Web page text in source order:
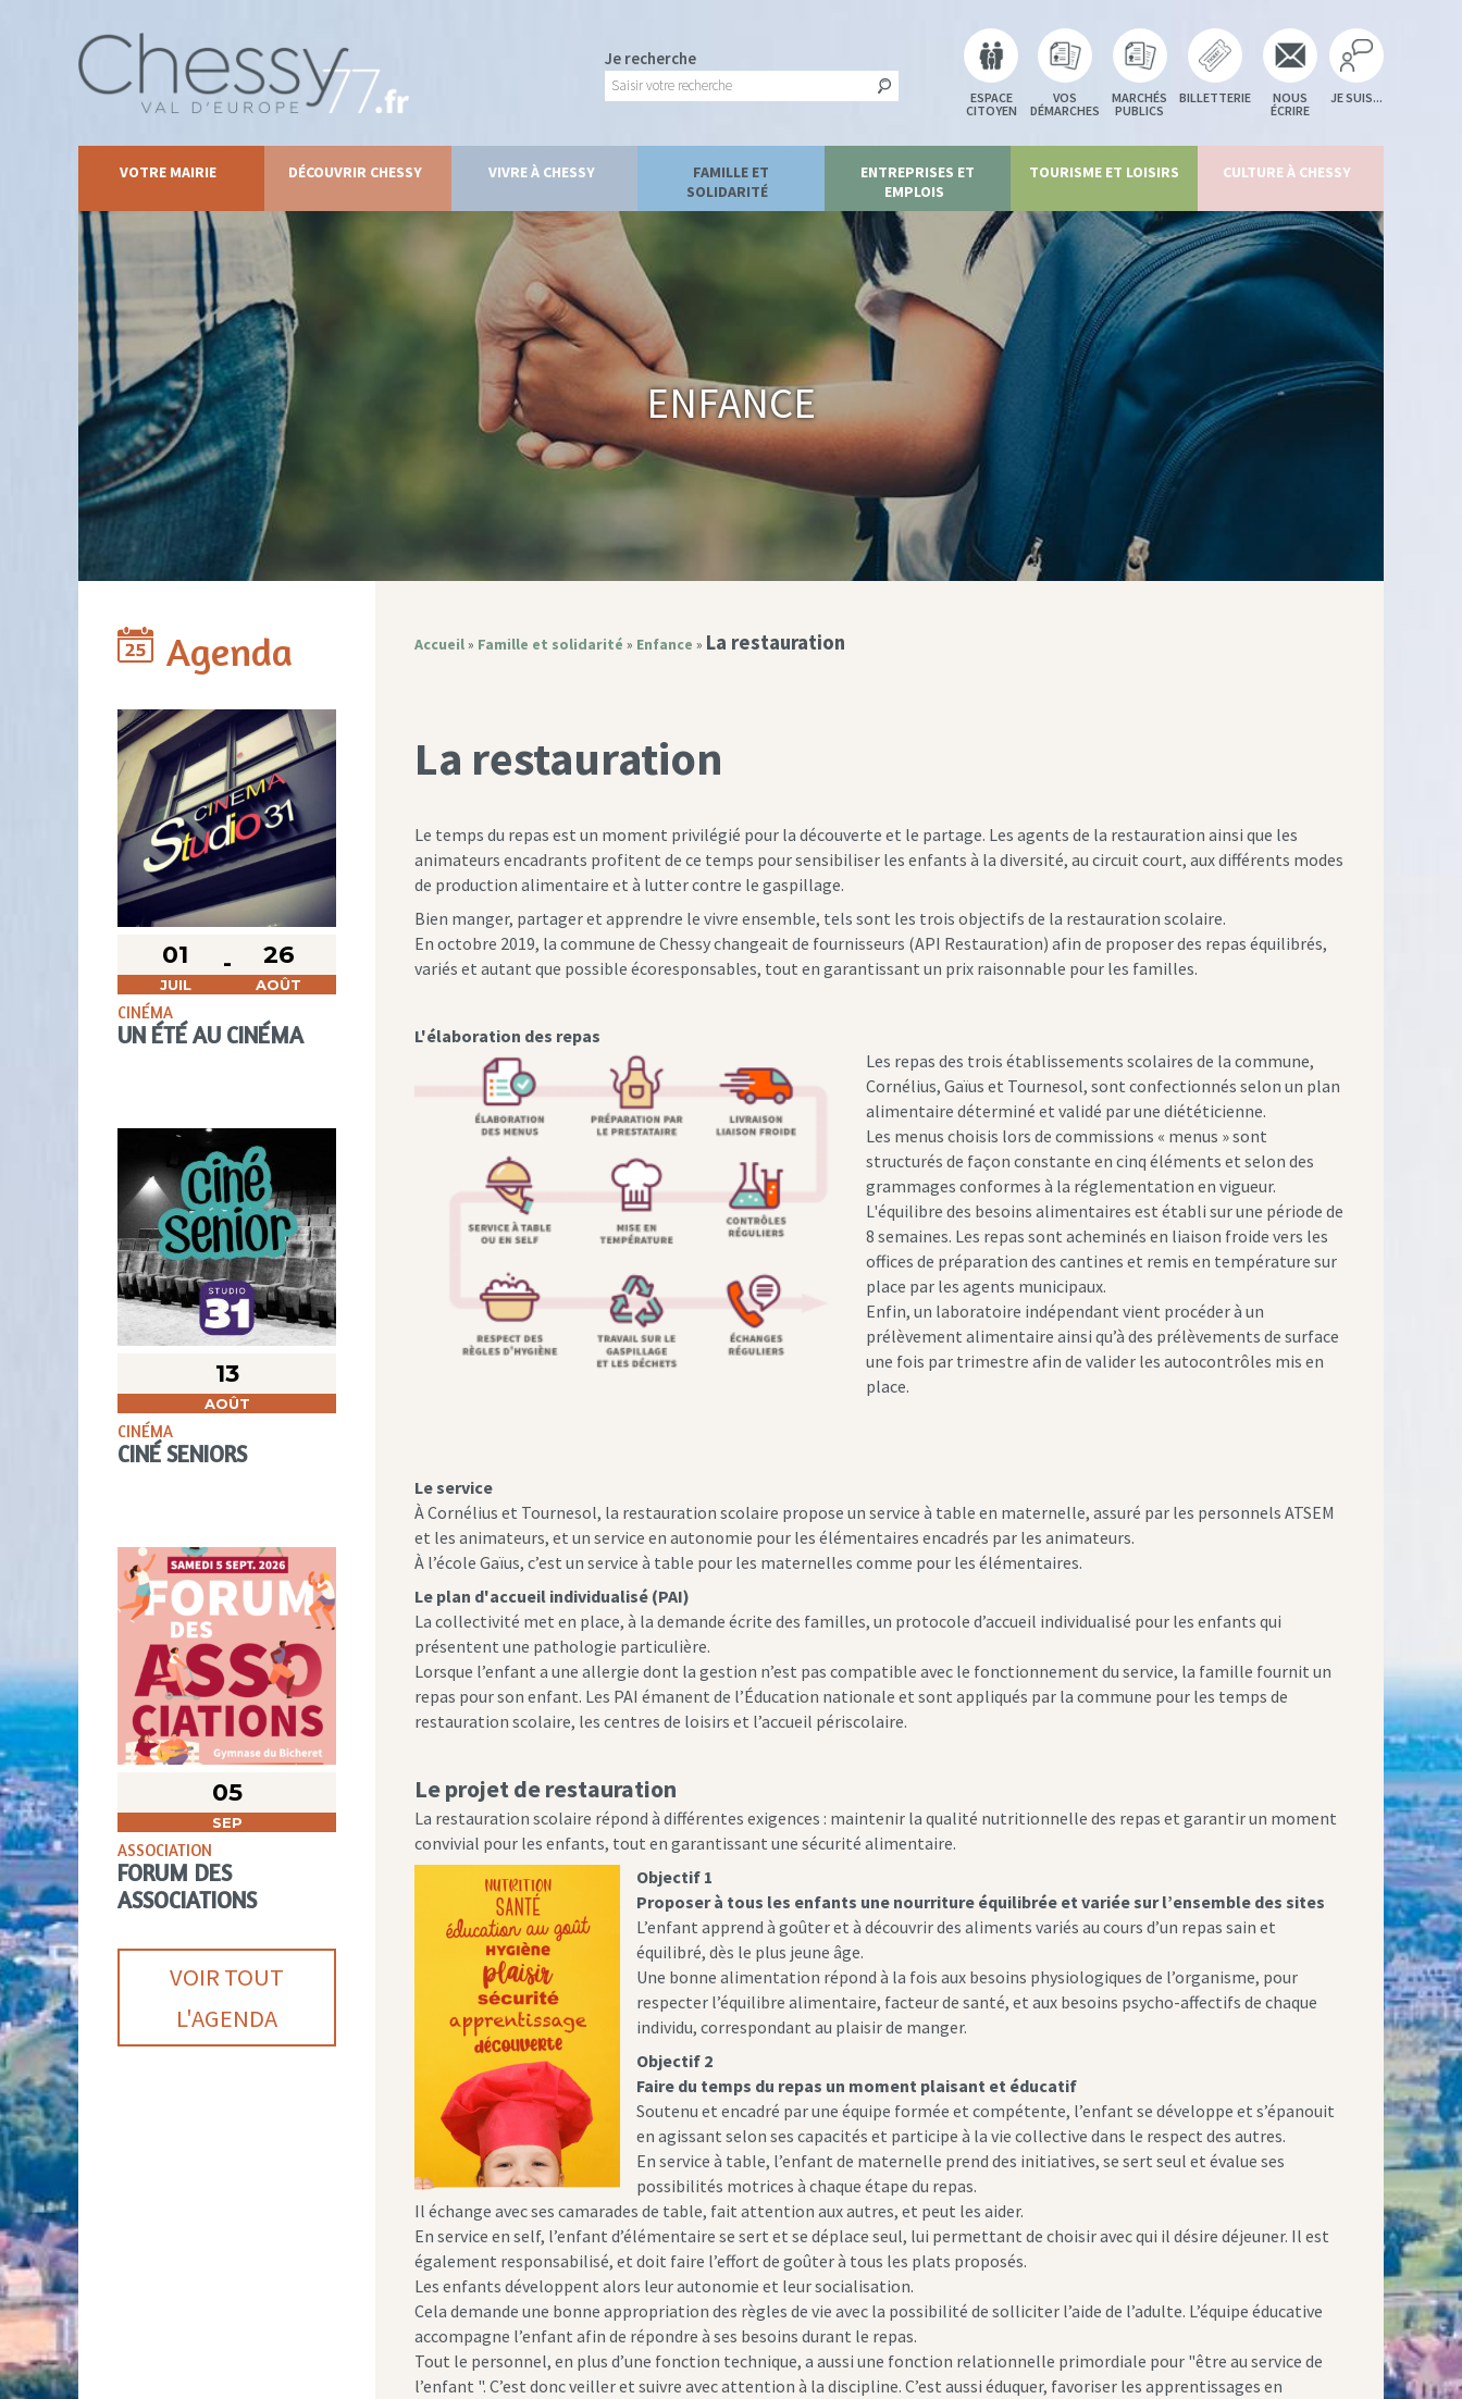
Je recherche
ESPACE
CITOYEN
VOS
DÉMARCHES
MARCHÉS
PUBLICS
BILLETTERIE
NOUS
ÉCRIRE
JE SUIS...
VOTRE MAIRIE DÉCOUVRIR CHESSY VIVRE À CHESSY
FAMILLE ET
SOLIDARITÉ
ENTREPRISES ET
EMPLOIS
TOURISME ET LOISIRS CULTURE À CHESSY
Enfance
Agenda
01
JUIL
26
AOÛT
CINÉMA
UN ÉTÉ AU CINÉMA
13
AOÛT
CINÉMA
CINÉ SENIORS
05
SEP
ASSOCIATION
FORUM DES
ASSOCIATIONS
VOIR TOUT
L'AGENDA
Accueil» Famille et solidarité » Enfance » La restauration
La restauration
Le temps du repas est un moment privilégié pour la découverte et le partage. Les agents de la restauration ainsi que les
animateurs encadrants profitent de ce temps pour sensibiliser les enfants à la diversité, au circuit court, aux différents modes
de production alimentaire et à lutter contre le gaspillage.
Bien manger, partager et apprendre le vivre ensemble, tels sont les trois objectifs de la restauration scolaire.
En octobre 2019, la commune de Chessy changeait de fournisseurs (API Restauration) afin de proposer des repas équilibrés,
variés et autant que possible écoresponsables, tout en garantissant un prix raisonnable pour les familles.
L'élaboration des repas
Les repas des trois établissements scolaires de la commune,
Cornélius, Gaïus et Tournesol, sont confectionnés selon un plan
alimentaire déterminé et validé par une diététicienne.
Les menus choisis lors de commissions « menus » sont
structurés de façon constante en cinq éléments et selon des
grammages conformes à la réglementation en vigueur.
L'équilibre des besoins alimentaires est établi sur une période de
8 semaines. Les repas sont acheminés en liaison froide vers les
offices de préparation des cantines et remis en température sur
place par les agents municipaux.
Enfin, un laboratoire indépendant vient procéder à un
prélèvement alimentaire ainsi qu’à des prélèvements de surface
une fois par trimestre afin de valider les autocontrôles mis en
place.
Le service
À Cornélius et Tournesol, la restauration scolaire propose un service à table en maternelle, assuré par les personnels ATSEM
et les animateurs, et un service en autonomie pour les élémentaires encadrés par les animateurs.
À l’école Gaïus, c’est un service à table pour les maternelles comme pour les élémentaires.
Le plan d'accueil individualisé (PAI)
La collectivité met en place, à la demande écrite des familles, un protocole d’accueil individualisé pour les enfants qui
présentent une pathologie particulière.
Lorsque l’enfant a une allergie dont la gestion n’est pas compatible avec le fonctionnement du service, la famille fournit un
repas pour son enfant. Les PAI émanent de l’Éducation nationale et sont appliqués par la commune pour les temps de
restauration scolaire, les centres de loisirs et l’accueil périscolaire.
Le projet de restauration
La restauration scolaire répond à différentes exigences : maintenir la qualité nutritionnelle des repas et garantir un moment
convivial pour les enfants, tout en garantissant une sécurité alimentaire.
Objectif 1
Proposer à tous les enfants une nourriture équilibrée et variée sur l’ensemble des sites
L’enfant apprend à goûter et à découvrir des aliments variés au cours d’un repas sain et
équilibré, dès le plus jeune âge.
Une bonne alimentation répond à la fois aux besoins physiologiques de l’organisme, pour
respecter l’équilibre alimentaire, facteur de santé, et aux besoins psycho-affectifs de chaque
individu, correspondant au plaisir de manger.
Objectif 2
Faire du temps du repas un moment plaisant et éducatif
Soutenu et encadré par une équipe formée et compétente, l’enfant se développe et s’épanouit
en agissant selon ses capacités et participe à la vie collective dans le respect des autres.
En service à table, l’enfant de maternelle prend des initiatives, se sert seul et évalue ses
possibilités motrices à chaque étape du repas.
Il échange avec ses camarades de table, fait attention aux autres, et peut les aider.
En service en self, l’enfant d’élémentaire se sert et se déplace seul, lui permettant de choisir avec qui il désire déjeuner. Il est
également responsabilisé, et doit faire l’effort de goûter à tous les plats proposés.
Les enfants développent alors leur autonomie et leur socialisation.
Cela demande une bonne appropriation des règles de vie avec la possibilité de solliciter l’aide de l’adulte. L’équipe éducative
accompagne l’enfant afin de répondre à ses besoins durant le repas.
Tout le personnel, en plus d’une fonction technique, a aussi une fonction relationnelle primordiale pour "être au service de
l’enfant ". C’est donc veiller et suivre avec attention à la discipline. C’est aussi éduquer, favoriser les apprentissages en